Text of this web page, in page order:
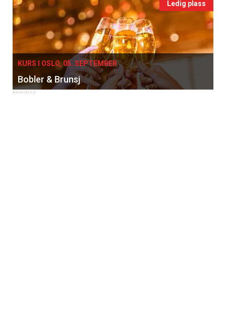
Ledig plass
KURS I OSLO, 05. SEPTEMBER
Bobler & Brunsj